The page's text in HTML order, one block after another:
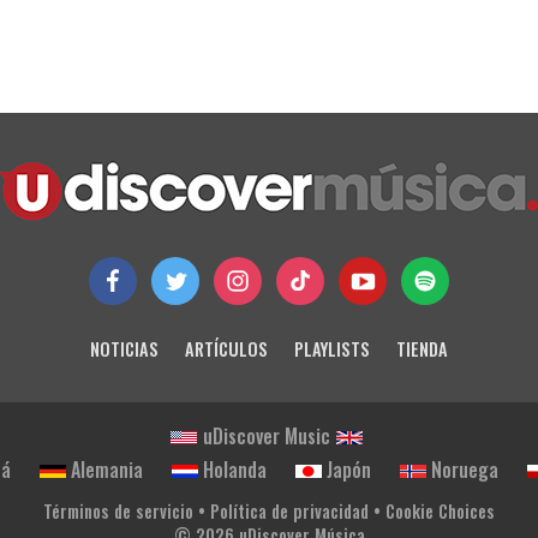
NOTICIAS ARTÍCULOS PLAYLISTS TIENDA
uDiscover Music
Alemania Holanda Japón Noruega
Términos de servicio • Política de privacidad • Cookie Choices